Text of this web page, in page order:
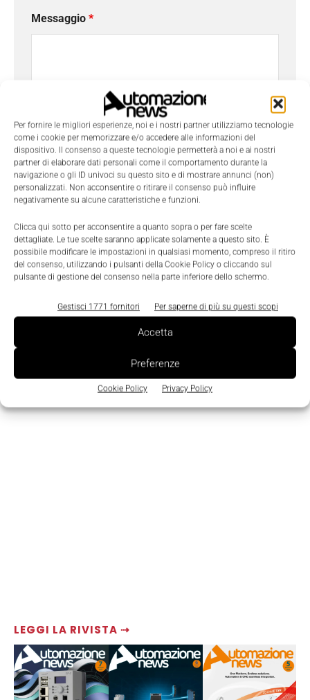
Per fornire le migliori esperienze, noi e i nostri partner utilizziamo tecnologie
come i cookie per memorizzare e/o accedere alle informazioni del
dispositivo. Il consenso a queste tecnologie permetterà a noi e ai nostri
partner di elaborare dati personali come il comportamento durante la
navigazione o gli ID univoci su questo sito e di mostrare annunci (non)
personalizzati. Non acconsentire o ritirare il consenso può influire
negativamente su alcune caratteristiche e funzioni.
Clicca qui sotto per acconsentire a quanto sopra o per fare scelte
dettagliate. Le tue scelte saranno applicate solamente a questo sito. È
possibile modificare le impostazioni in qualsiasi momento, compreso il ritiro
del consenso, utilizzando i pulsanti della Cookie Policy o cliccando sul
pulsante di gestione del consenso nella parte inferiore dello schermo.
Gestisci 1771 fornitori Per saperne di più su questi scopi
Accetta
Preferenze
Cookie Policy Privacy Policy
LEGGI LA RIVISTA ⇢
Messaggio *
Ho letto e compreso l' Informativa sulla Privacy
do il consenso al trattamento dei dati da parte di
Tecniche Nuove